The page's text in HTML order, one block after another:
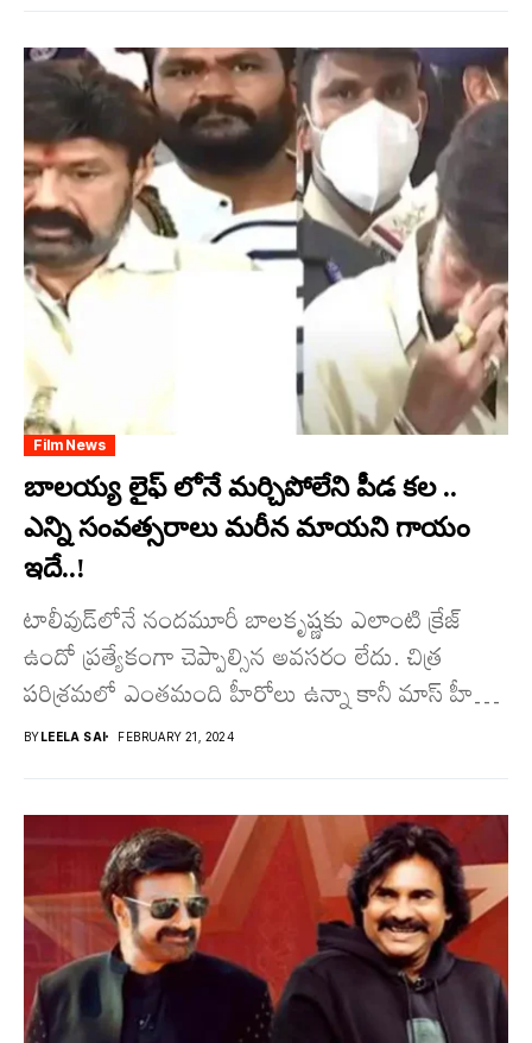
Film News
బాలయ్య లైఫ్ లోనే మర్చిపోలేని పీడ కల ..
ఎన్ని సంవత్సరాలు మ‌రీన‌ మాయని గాయం
ఇదే..!
టాలీవుడ్‌లోనే నంద‌మూరీ బాలకృష్ణకు ఎలాంటి క్రేజ్
ఉందో ప్రత్యేకంగా చెప్పాల్సిన అవసరం లేదు. చిత్ర
ప‌రిశ్ర‌మ‌లో ఎంతమంది హీరోలు ఉన్నా కానీ మాస్ హీరో
అనగానే అందరికీ బాల‌య్య‌ గుర్తొస్తాడు. తొడ...
BYLEELA SAI FEBRUARY 21, 2024